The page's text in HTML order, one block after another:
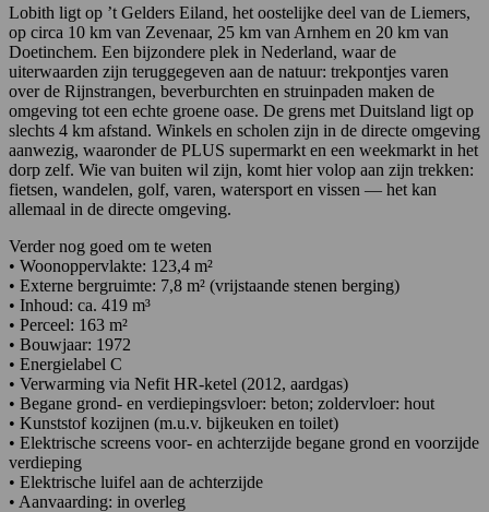
Lobith ligt op ’t Gelders Eiland, het oostelijke deel van de Liemers,
op circa 10 km van Zevenaar, 25 km van Arnhem en 20 km van
Doetinchem. Een bijzondere plek in Nederland, waar de
uiterwaarden zijn teruggegeven aan de natuur: trekpontjes varen
over de Rijnstrangen, beverburchten en struinpaden maken de
omgeving tot een echte groene oase. De grens met Duitsland ligt op
slechts 4 km afstand. Winkels en scholen zijn in de directe omgeving
aanwezig, waaronder de PLUS supermarkt en een weekmarkt in het
dorp zelf. Wie van buiten wil zijn, komt hier volop aan zijn trekken:
fietsen, wandelen, golf, varen, watersport en vissen — het kan
allemaal in de directe omgeving.
Verder nog goed om te weten
• Woonoppervlakte: 123,4 m²
• Externe bergruimte: 7,8 m² (vrijstaande stenen berging)
• Inhoud: ca. 419 m³
• Perceel: 163 m²
• Bouwjaar: 1972
• Energielabel C
• Verwarming via Nefit HR-ketel (2012, aardgas)
• Begane grond- en verdiepingsvloer: beton; zoldervloer: hout
• Kunststof kozijnen (m.u.v. bijkeuken en toilet)
• Elektrische screens voor- en achterzijde begane grond en voorzijde
verdieping
• Elektrische luifel aan de achterzijde
• Aanvaarding: in overleg